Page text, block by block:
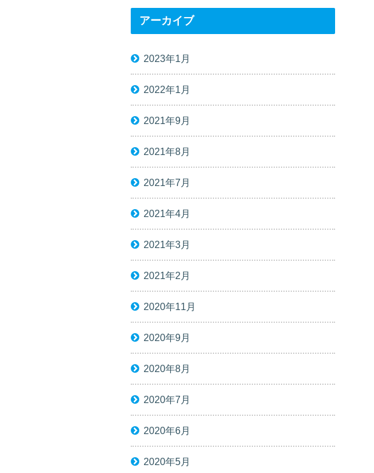
アーカイブ
2023年1月
2022年1月
2021年9月
2021年8月
2021年7月
2021年4月
2021年3月
2021年2月
2020年11月
2020年9月
2020年8月
2020年7月
2020年6月
2020年5月